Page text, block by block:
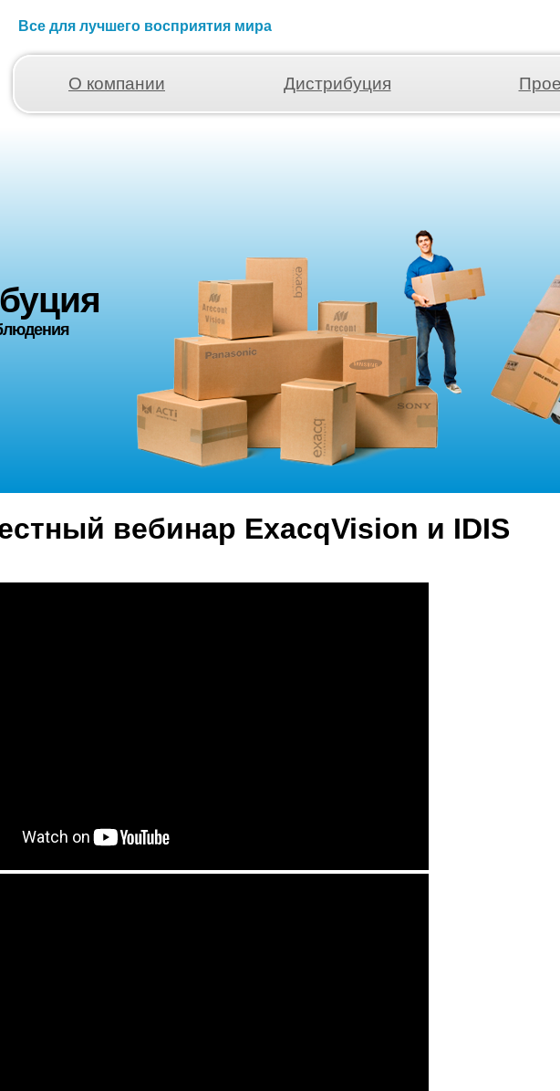
Все для лучшего восприятия мира
О компании Дистрибуция
вебинар ExacqVision и IDIS